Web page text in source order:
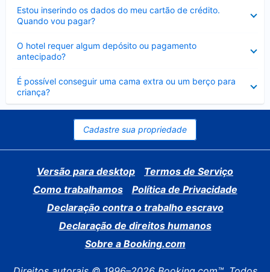
Estou inserindo os dados do meu cartão de crédito.
Quando vou pagar?
O hotel requer algum depósito ou pagamento
antecipado?
É possível conseguir uma cama extra ou um berço para
criança?
Contraído
Cadastre sua propriedade
Versão para desktop
Termos de Serviço
Como trabalhamos
Política de Privacidade
Declaração contra o trabalho escravo
Declaração de direitos humanos
Sobre a Booking.com